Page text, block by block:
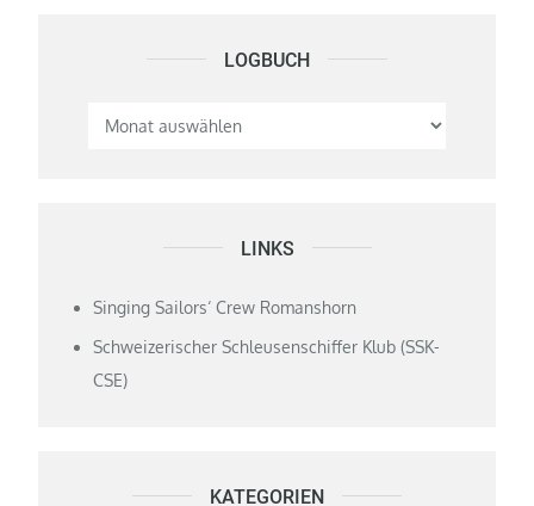
LOGBUCH Logbuch
LINKS
Singing Sailors‘ Crew Romanshorn
Schweizerischer Schleusenschiffer Klub (SSK-
CSE)
KATEGORIEN